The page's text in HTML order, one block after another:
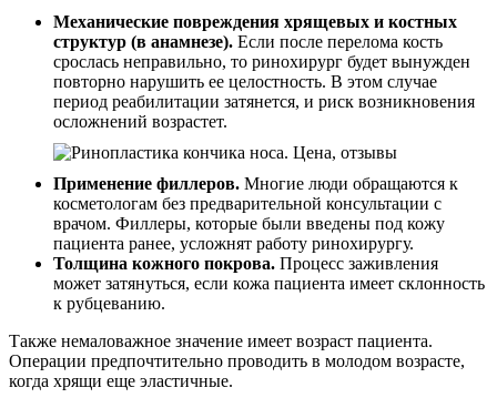
Механические повреждения хрящевых и костных
структур (в анамнезе). Если после перелома кость
срослась неправильно, то ринохирург будет вынужден
повторно нарушить ее целостность. В этом случае
период реабилитации затянется, и риск возникновения
осложнений возрастет.
Применение филлеров. Многие люди обращаются к
косметологам без предварительной консультации с
врачом. Филлеры, которые были введены под кожу
пациента ранее, усложнят работу ринохирургу.
Толщина кожного покрова. Процесс заживления
может затянуться, если кожа пациента имеет склонность
к рубцеванию.
Также немаловажное значение имеет возраст пациента.
Операции предпочтительно проводить в молодом возрасте,
когда хрящи еще эластичные.